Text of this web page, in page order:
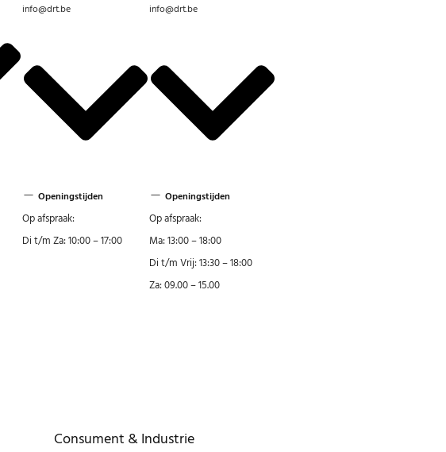
info@drt.be
Openingstijden
Op afspraak:
Di t/m Za: 10:00 – 17:00
info@drt.be
Openingstijden
Op afspraak:
Ma: 13:00 – 18:00
Di t/m Vrij: 13:30 – 18:00
Za: 09.00 – 15.00
Consument & Industrie